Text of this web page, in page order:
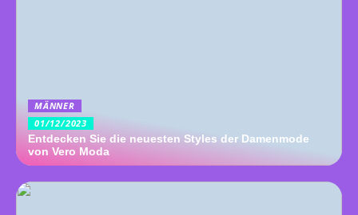
MÄNNER
01/12/2023
Entdecken Sie die neuesten Styles der Damenmode
von Vero Moda